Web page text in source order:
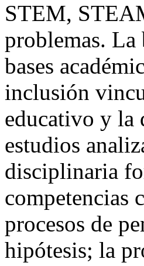
STEM,
problemas. La
bases
inclusión
educativo y la
estudios
disciplinaria
competencias
procesos de
hipótesis; la